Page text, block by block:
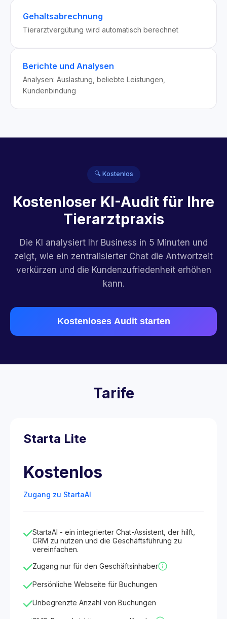
Gehaltsabrechnung
Tierarztvergütung wird automatisch berechnet
Berichte und Analysen
Analysen: Auslastung, beliebte Leistungen,
Kundenbindung
🔍 Kostenlos
Kostenloser KI-Audit für Ihre
Tierarztpraxis
Die KI analysiert Ihr Business in 5 Minuten und
zeigt, wie ein zentralisierter Chat die Antwortzeit
verkürzen und die Kundenzufriedenheit erhöhen
kann.
Kostenloses Audit starten
Tarife
Starta Lite
Kostenlos
Zugang zu StartaAI
StartaAI - ein integrierter Chat-Assistent, der hilft,
CRM zu nutzen und die Geschäftsführung zu
vereinfachen.
Zugang nur für den Geschäftsinhaber
Persönliche Webseite für Buchungen
Unbegrenzte Anzahl von Buchungen